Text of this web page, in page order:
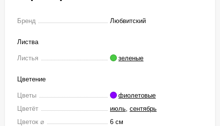
Бренд Любвитский
Листва
Листья зеленые
Цветение
Цветы
фиолетовые
Цветёт
июль сентябрь
Цветок ⌀
6 см